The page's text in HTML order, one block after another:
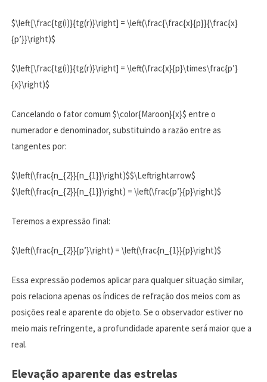
$\left[\frac{tg(i)}{tg(r)}\right] = \left(\frac{\frac{x}{p}}{\frac{x}
{p’}}\right)$
$\left[\frac{tg(i)}{tg(r)}\right] = \left(\frac{x}{p}\times\frac{p’}
{x}\right)$
Cancelando o fator comum $\color{Maroon}{x}$ entre o
numerador e denominador, substituindo a razão entre as
tangentes por:
$\left(\frac{n_{2}}{n_{1}}\right)$$\Leftrightarrow$
$\left(\frac{n_{2}}{n_{1}}\right) = \left(\frac{p’}{p}\right)$
Teremos a expressão final:
$\left(\frac{n_{2}}{p’}\right) = \left(\frac{n_{1}}{p}\right)$
Essa expressão podemos aplicar para qualquer situação similar,
pois relaciona apenas os índices de refração dos meios com as
posições real e aparente do objeto. Se o observador estiver no
meio mais refringente, a profundidade aparente será maior que a
real.
Elevação aparente das estrelas